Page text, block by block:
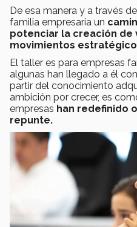
De esa manera y a través
familia empresaria un
potenciar la creación de
movimientos
El taller es para empresas
algunas han llegado a él
partir del conocimiento
ambición por crecer, es
empresas han redefinido
repunte.